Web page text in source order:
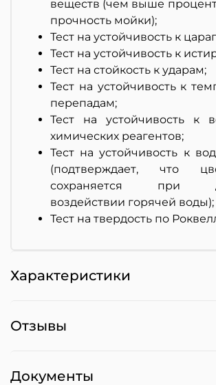
веществ (чем выше
прочность мойки);
Тест на устойчивость к
Тест на устойчивость к
Тест на стойкость к ударам;
Тест на устойчивость к
перепадам;
Тест на устойчивость к
химических реагентов;
Тест на устойчивость к
(подтверждает, что
сохраняется при
воздействии горячей воды);
Тест на твердость по
Характеристики
Отзывы
Документы